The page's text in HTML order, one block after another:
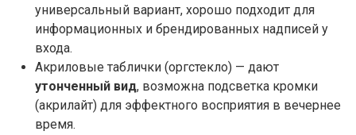
универсальный вариант, хорошо подходит для
информационных и брендированных надписей у
входа.
Акриловые таблички (оргстекло) — дают
утонченный вид, возможна подсветка кромки
(акрилайт) для эффектного восприятия в вечернее
время.